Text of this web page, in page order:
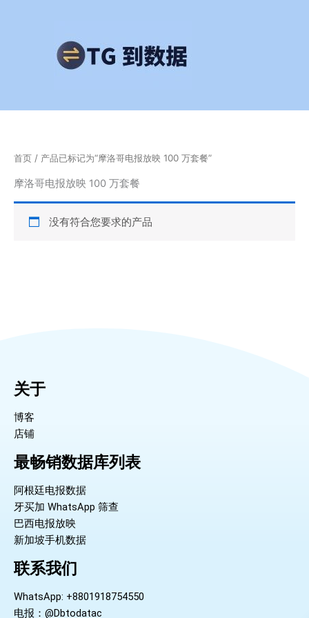
首页 / 产品已标记为“摩洛哥电报放映 100 万套餐”
摩洛哥电报放映 100 万套餐
没有符合您要求的产品
关于
博客
店铺
最畅销数据库列表
阿根廷电报数据
牙买加 WhatsApp 筛查
巴西电报放映
新加坡手机数据
联系我们
WhatsApp: +8801918754550
电报：@Dbtodatac